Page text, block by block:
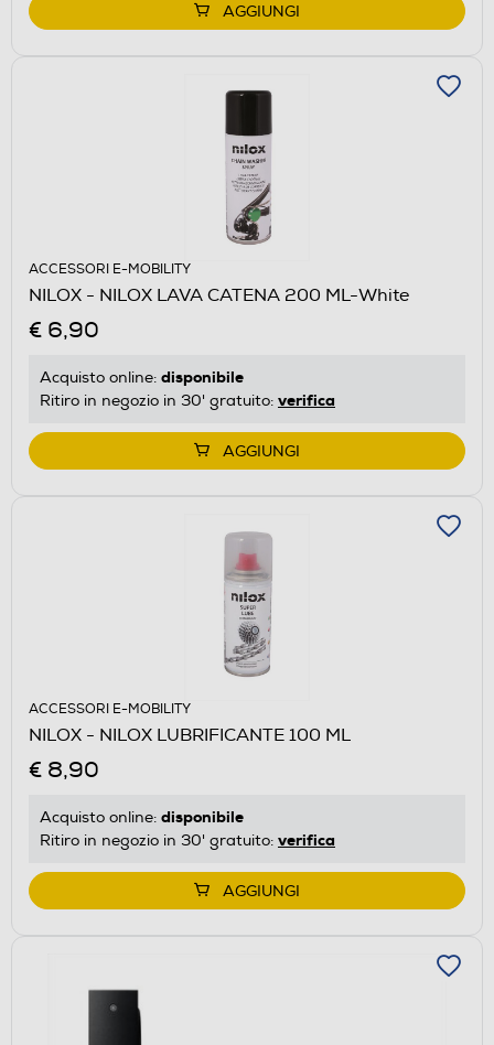
AGGIUNGI
ACCESSORI E-MOBILITY
NILOX - NILOX LAVA CATENA 200 ML-White
€ 6,90
Acquisto online: disponibile
Ritiro in negozio in 30' gratuito: verifica
AGGIUNGI
ACCESSORI E-MOBILITY
NILOX - NILOX LUBRIFICANTE 100 ML
€ 8,90
Acquisto online: disponibile
Ritiro in negozio in 30' gratuito: verifica
AGGIUNGI